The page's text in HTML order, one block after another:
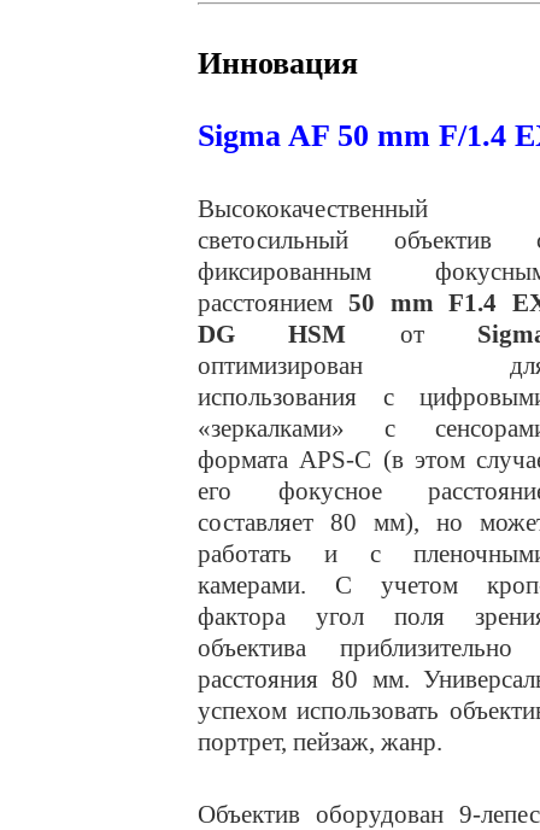
Инновация
Sigma AF 50 mm F/1.4
Высококачественный
светосильный объектив
фиксированным
расстоянием 50 mm F1.4
DG HSM от
оптимизирован
использования с
«зеркалками» с
формата APS-C (в этом
его фокусное
составляет 80 мм), но
работать и с
камерами. С учетом
фактора угол поля
объектива
расстояния 80 мм.
успехом использовать
портрет, пейзаж, жанр.
Объектив оборудован 9-